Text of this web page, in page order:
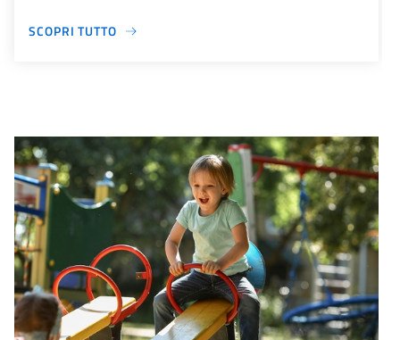
SCOPRI TUTTO